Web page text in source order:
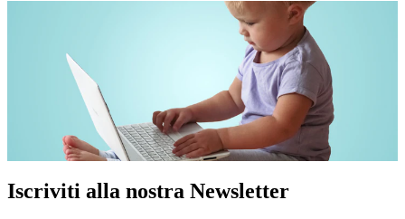
Iscriviti alla nostra Newsletter